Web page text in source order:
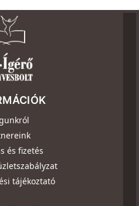
és fizetés
tájékoztató